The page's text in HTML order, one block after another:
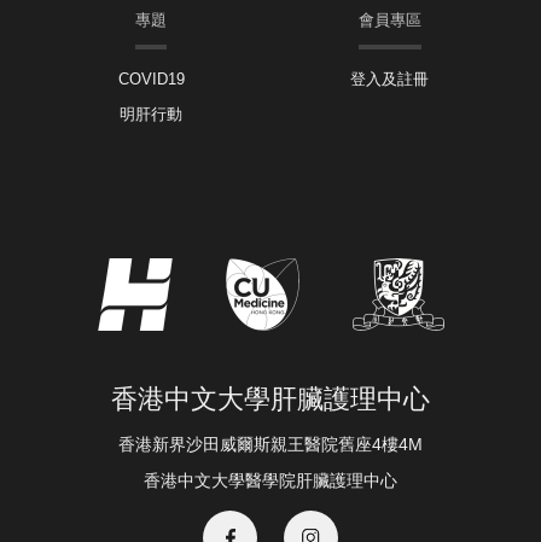
專題
COVID19
明肝行動
會員專區
登入及註冊
香港中文大學肝臟護理中心
香港新界沙田威爾斯親王醫院舊座4樓4M
香港中文大學醫學院肝臟護理中心